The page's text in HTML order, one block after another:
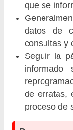
que se
datos de
consultas y
Seguir la
informado
de erratas,
proceso de